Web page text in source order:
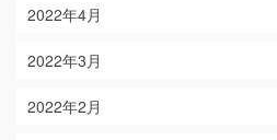
2022年4月
2022年3月
2022年2月